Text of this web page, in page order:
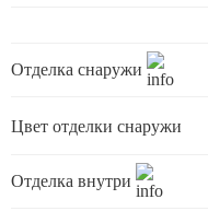
Отделка снаружи
Цвет отделки снаружи
Отделка внутри